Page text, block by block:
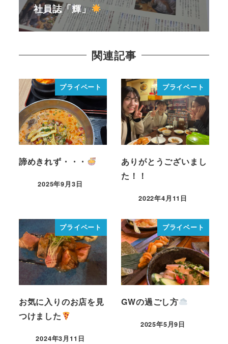
社員誌「輝」
関連記事
プライベート
諦めきれず・・・
2025年9月3日
プライベート
ありがとうございまし
た！！
2022年4月11日
プライベート
お気に入りのお店を見
つけました
2024年3月11日
プライベート
GWの過ごし方
2025年5月9日